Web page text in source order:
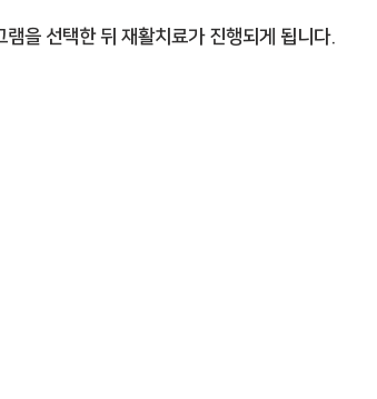
을 선택한 뒤 재활치료가 진행되게 됩니다.